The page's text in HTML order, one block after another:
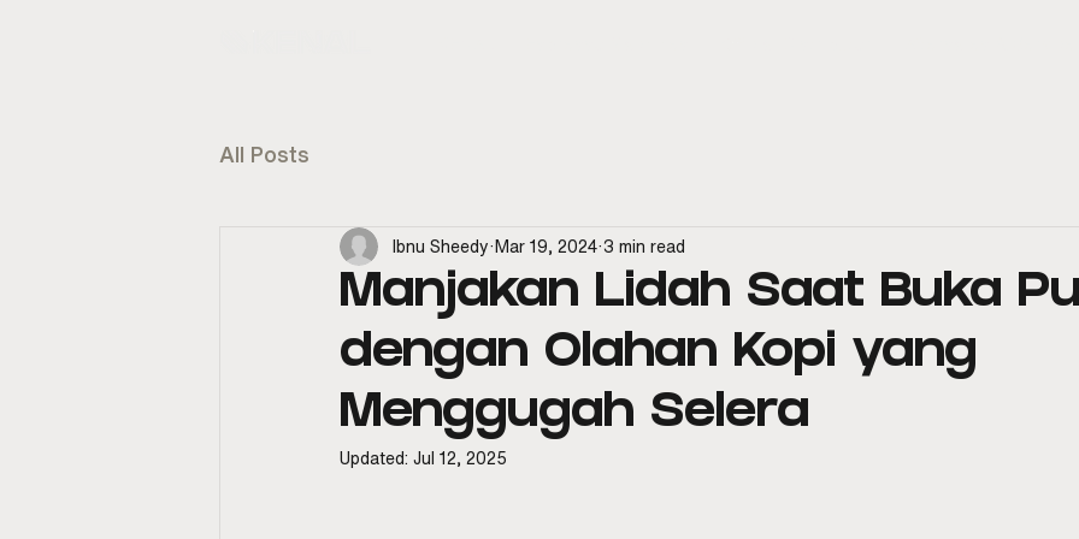
All Posts
Manjakan Lidah Saat Buka
dengan Olahan Kopi yang
Menggugah Selera
Ibnu Sheedy Mar 19, 2024 3 min read
Updated: Jul 12, 2025